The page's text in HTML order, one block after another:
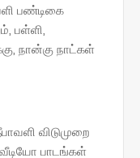
பண்டிகை
பள்ளி,
நான்கு நாட்கள்
விடுமுறை
வீடியோ பாடங்கள்